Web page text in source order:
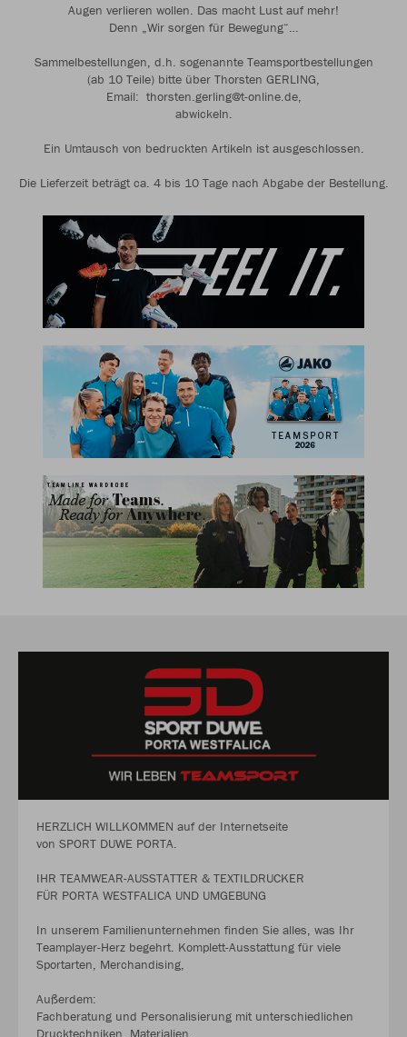
Augen verlieren wollen. Das macht Lust auf mehr!
Denn „Wir sorgen für Bewegung“…
Sammelbestellungen, d.h. sogenannte Teamsportbestellungen
(ab 10 Teile) bitte über Thorsten GERLING,
Email: thorsten.gerling@t-online.de,
abwickeln.
Ein Umtausch von bedruckten Artikeln ist ausgeschlossen.
Die Lieferzeit beträgt ca. 4 bis 10 Tage nach Abgabe der Bestellung.
HERZLICH WILLKOMMEN auf der Internetseite
von SPORT DUWE PORTA.
IHR TEAMWEAR-AUSSTATTER & TEXTILDRUCKER
FÜR PORTA WESTFALICA UND UMGEBUNG
In unserem Familienunternehmen finden Sie alles, was Ihr
Teamplayer-Herz begehrt. Komplett-Ausstattung für viele
Sportarten, Merchandising,
Außerdem:
Fachberatung und Personalisierung mit unterschiedlichen
Drucktechniken, Materialien.